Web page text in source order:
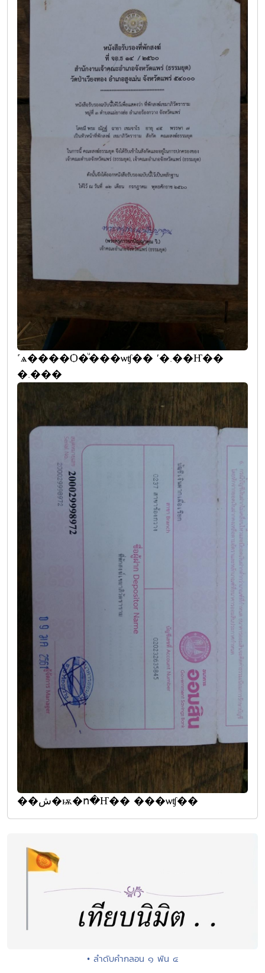
˹ѧ����Ѻ�ͧ���ѡʧ�� ʹ�.��Ҥ��
�.���
��ش�ѭ�ո�Ҥ�� ���ѡʧ��
• ลำดับคำกลอน ๑ พัน ๔